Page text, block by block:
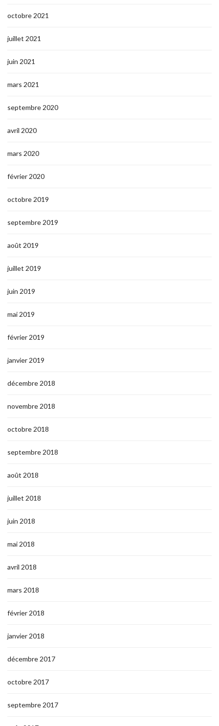
octobre 2021
juillet 2021
juin 2021
mars 2021
septembre 2020
avril 2020
mars 2020
février 2020
octobre 2019
septembre 2019
août 2019
juillet 2019
juin 2019
mai 2019
février 2019
janvier 2019
décembre 2018
novembre 2018
octobre 2018
septembre 2018
août 2018
juillet 2018
juin 2018
mai 2018
avril 2018
mars 2018
février 2018
janvier 2018
décembre 2017
octobre 2017
septembre 2017